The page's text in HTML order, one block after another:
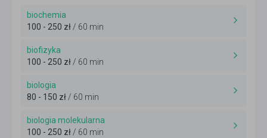
biochemia
100 - 250 zł/ 60 min
biofizyka
100 - 250 zł/ 60 min
biologia
80 - 150 zł/ 60 min
biologia molekularna
100 - 250 zł/ 60 min